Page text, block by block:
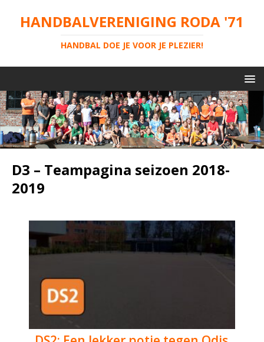
HANDBALVERENIGING RODA '71
HANDBAL DOE JE VOOR JE PLEZIER!
D3 – Teampagina seizoen 2018-
2019